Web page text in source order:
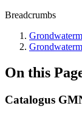
Breadcrumbs
On this
Catalogus